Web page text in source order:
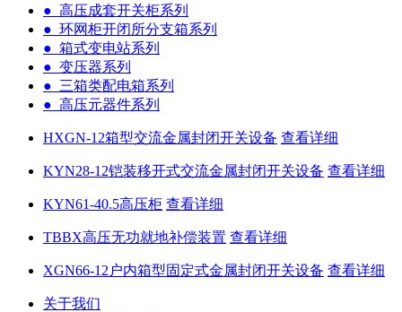
● 高压成套开关柜系列
● 环网柜开闭所分支箱系列
● 箱式变电站系列
● 变压器系列
● 三箱类配电箱系列
● 高压元器件系列
HXGN-12箱型交流金属封闭开关设备 查看详细
KYN28-12铠装移开式交流金属封闭开关设备 查看详细
KYN61-40.5高压柜 查看详细
TBBX高压无功就地补偿装置 查看详细
XGN66-12户内箱型固定式金属封闭开关设备 查看详细
关于我们